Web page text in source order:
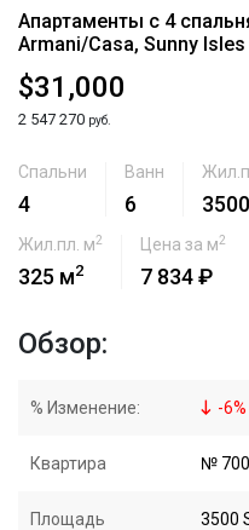
Апартаменты с 4
Armani/Casa, Sunny Isles
$31,000
2 547 270 руб.
Спальни
4
Ванн
6
Жил.пл. м2
325 м2
Цена за м2
7 834 ₽
Обзор:
% Изменение: -6%
Квартира № 700
Площадь 3500